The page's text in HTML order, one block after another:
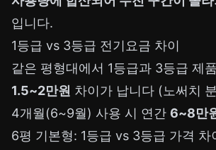
입니다.
1등급 vs 3등급 전기요금 차이
같은 평형대에서 1등급과 3등급 제
1.5~2만원 차이가 납니다 (노써치
4개월(6~9월) 사용 시 연간 6~8만
6평 기본형: 1등급 vs 3등급 가격 차